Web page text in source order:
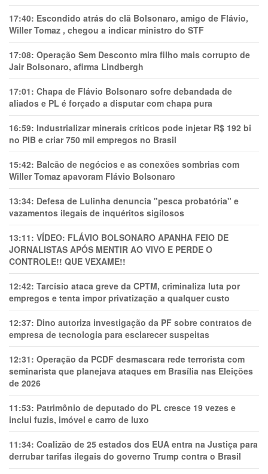
17:40: Escondido atrás do clã Bolsonaro, amigo de Flávio,
Willer Tomaz , chegou a indicar ministro do STF
17:08: Operação Sem Desconto mira filho mais corrupto de
Jair Bolsonaro, afirma Lindbergh
17:01: Chapa de Flávio Bolsonaro sofre debandada de
aliados e PL é forçado a disputar com chapa pura
16:59: Industrializar minerais críticos pode injetar R$ 192 bi
no PIB e criar 750 mil empregos no Brasil
15:42: Balcão de negócios e as conexões sombrias com
Willer Tomaz apavoram Flávio Bolsonaro
13:34: Defesa de Lulinha denuncia "pesca probatória" e
vazamentos ilegais de inquéritos sigilosos
13:11: VÍDEO: FLÁVIO BOLSONARO APANHA FEIO DE
JORNALISTAS APÓS MENTIR AO VIVO E PERDE O
CONTROLE!! QUE VEXAME!!
12:42: Tarcísio ataca greve da CPTM, criminaliza luta por
empregos e tenta impor privatização a qualquer custo
12:37: Dino autoriza investigação da PF sobre contratos de
empresa de tecnologia para esclarecer suspeitas
12:31: Operação da PCDF desmascara rede terrorista com
seminarista que planejava ataques em Brasília nas Eleições
de 2026
11:53: Patrimônio de deputado do PL cresce 19 vezes e
inclui fuzis, imóvel e carro de luxo
11:34: Coalizão de 25 estados dos EUA entra na Justiça para
derrubar tarifas ilegais do governo Trump contra o Brasil